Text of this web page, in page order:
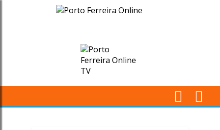
Campanha
Verde-
Claro